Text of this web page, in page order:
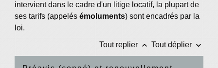
intervient dans le cadre d'un litige locatif, la plupart de
ses tarifs (appelés émoluments) sont encadrés par la
loi.
Tout replier keyboard_arrow_up Tout déplier keyboard_arrow_down